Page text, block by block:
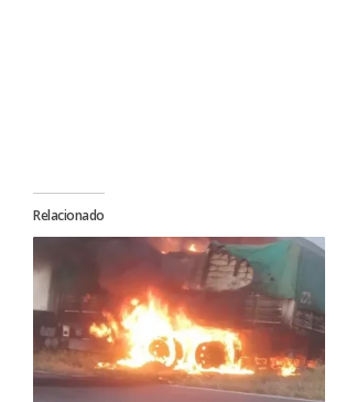
Relacionado